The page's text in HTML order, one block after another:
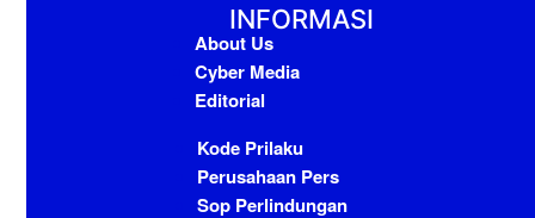
INFORMASI
About Us
Cyber Media
Editorial
Kode Prilaku
Perusahaan Pers
Sop Perlindungan